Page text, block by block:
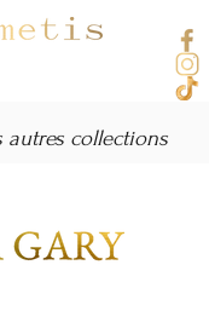
autres collections